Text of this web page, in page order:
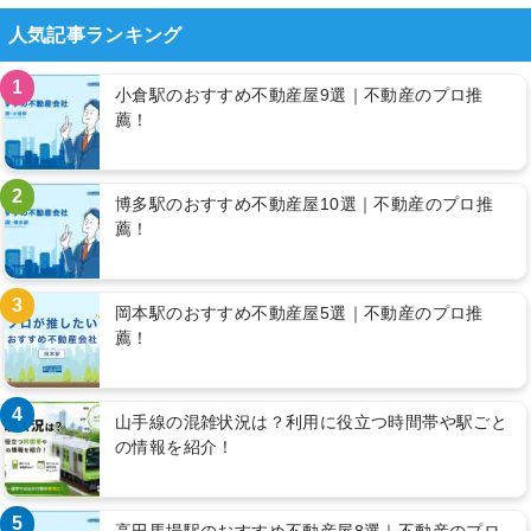
人気記事ランキング
1
小倉駅のおすすめ不動産屋9選｜不動産のプロ推
薦！
2
博多駅のおすすめ不動産屋10選｜不動産のプロ推
薦！
3
岡本駅のおすすめ不動産屋5選｜不動産のプロ推
薦！
4
山手線の混雑状況は？利用に役立つ時間帯や駅ごと
の情報を紹介！
5